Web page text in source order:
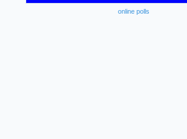
online polls